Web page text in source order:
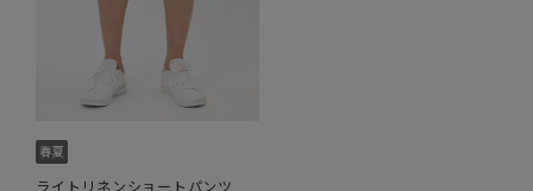
ライトリネンショートパンツ